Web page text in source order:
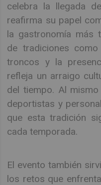
celebra la llegada
reafirma su papel
la gastronomía más
de tradiciones
troncos y la
refleja un arraigo
del tiempo. Al
deportistas y
que esta tradición
cada temporada.
El evento también
los retos que